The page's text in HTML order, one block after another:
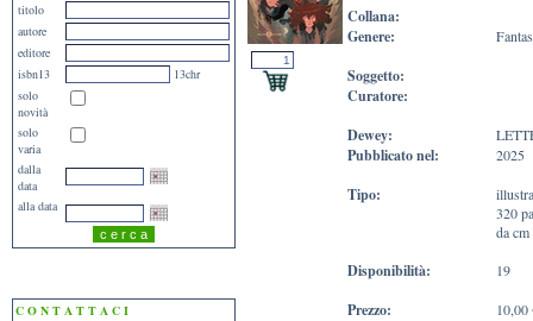
titolo
autore
editore
isbn13
13chr
solo
novità
solo
varia
dalla
data
alla data
C O N T A T T A C I
Collana:
Genere:
Soggetto:
Curatore:
Dewey:
Pubblicato nel: 2025
Tipo:
320
da
Disponibilità: 19
Prezzo: 10,00